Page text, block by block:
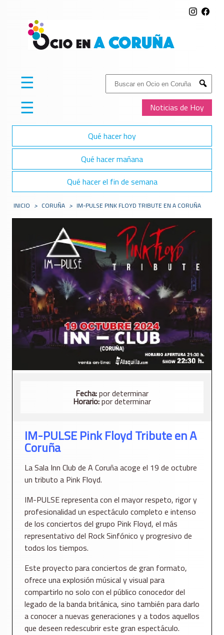
Buscar:
Submit
Noticias de Hoy
☰
☰
Qué hacer hoy
Qué hacer mañana
Qué hacer el fin de semana
INICIO > CORUÑA > IM-PULSE PINK FLOYD TRIBUTE EN A CORUÑA
Fecha:por determinar
Horario:por determinar
IM-PULSE Pink Floyd Tribute en A
Coruña
La Sala Inn Club de A Coruña acoge el 19 de octubre
un tributo a Pink Floyd.
IM-PULSE representa con el mayor respeto, rigor y
profesionalidad un espectáculo completo e intenso
de los conciertos del grupo Pink Floyd, el más
representativo del Rock Sinfónico y progresivo de
todos los tiempos.
Este proyecto para conciertos de gran formato,
ofrece una explosión músical y visual para
compartirlo no solo con el público conocedor del
legado de la banda británica, sino también para darlo
a conocer a nuevas generaciones y a todos aquellos
que deseen redescubrir este gran espectáculo.